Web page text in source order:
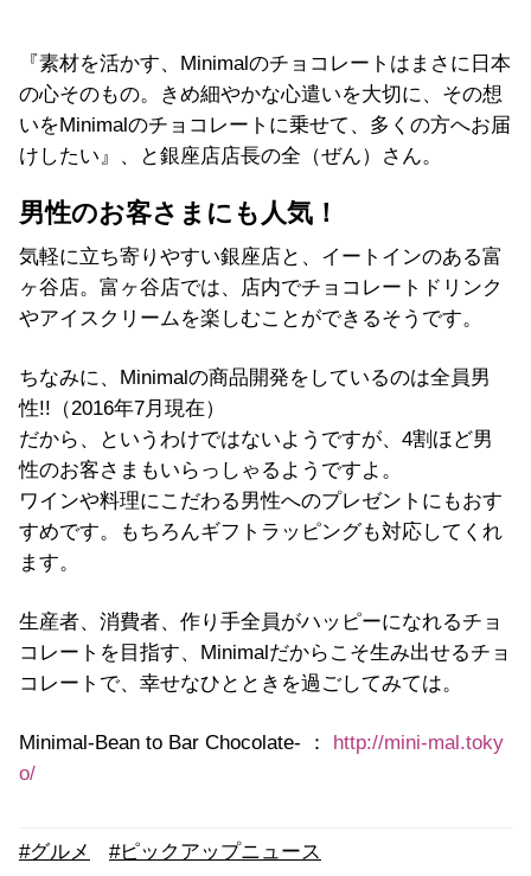
『素材を活かす、Minimalのチョコレートはまさに日本
の心そのもの。きめ細やかな心遣いを大切に、その想
いをMinimalのチョコレートに乗せて、多くの方へお届
けしたい』、と銀座店店長の全（ぜん）さん。
男性のお客さまにも人気！
気軽に立ち寄りやすい銀座店と、イートインのある富
ヶ谷店。富ヶ谷店では、店内でチョコレートドリンク
やアイスクリームを楽しむことができるそうです。
ちなみに、Minimalの商品開発をしているのは全員男
性!!（2016年7月現在）
だから、というわけではないようですが、4割ほど男
性のお客さまもいらっしゃるようですよ。
ワインや料理にこだわる男性へのプレゼントにもおす
すめです。もちろんギフトラッピングも対応してくれ
ます。
生産者、消費者、作り手全員がハッピーになれるチョ
コレートを目指す、Minimalだからこそ生み出せるチョ
コレートで、幸せなひとときを過ごしてみては。
Minimal-Bean to Bar Chocolate- ： http://mini-mal.toky
o/
#グルメ #ピックアップニュース